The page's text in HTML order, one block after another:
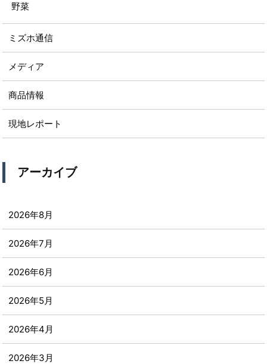
野菜
ミズホ通信
メディア
商品情報
現地レポート
アーカイブ
2026年8月
2026年7月
2026年6月
2026年5月
2026年4月
2026年3月